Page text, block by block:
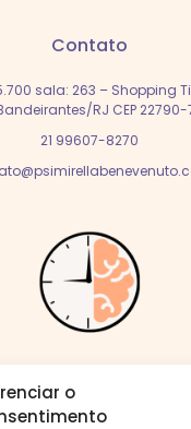
o
Contato
sala: 263 – Shopping
RJ CEP
21 99607-8270
Me siga nas redes: